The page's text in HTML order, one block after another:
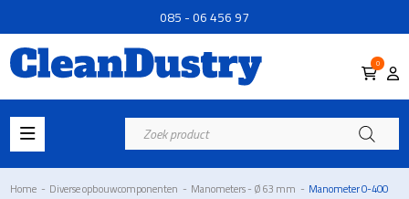
085 - 06 456 97
0
Producten
zoeken
Home - Diverse opbouwcomponenten - Manometers - Ø 63 mm - Manometer 0-400